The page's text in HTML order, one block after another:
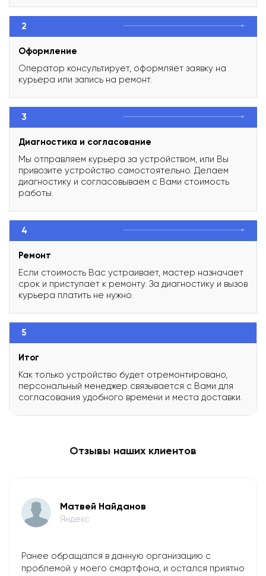
2
Оформление
Оператор консультирует, оформляет заявку на
курьера или запись на ремонт.
3
Диагностика и согласование
Мы отправляем курьера за устройством, или Вы
привозите устройство самостоятельно. Делаем
диагностику и согласовываем с Вами стоимость
работы.
4
Ремонт
Если стоимость Вас устраивает, мастер назначает
срок и приступает к ремонту. За диагностику и вызов
курьера платить не нужно.
5
Итог
Как только устройство будет отремонтировано,
персональный менеджер связывается с Вами для
согласования удобного времени и места доставки.
Отзывы наших клиентов
Матвей Найданов
Яндекс
Ранее обращался в данную организацию с
проблемой у моего смартфона, и остался приятно